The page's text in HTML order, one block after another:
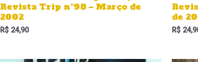
Revista Trip nº98 – Março de
2002
R$24,90
de
R$